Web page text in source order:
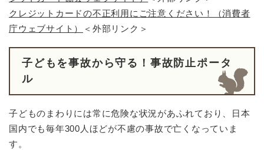
クレジットカードの不正利用にご注意ください！（消費者
庁ウェブサイト）
＜外部リンク＞
子どもを事故から守る！事故防止ポータ
ル
子どものまわりには常に危険な状況があふれており、日本
国内でも毎年300人ほどが不慮の事故で亡くなっていま
す。